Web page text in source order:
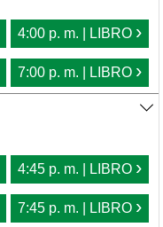
4:00 p. m. | LIBRO ›
7:00 p. m. | LIBRO ›
4:45 p. m. | LIBRO ›
7:45 p. m. | LIBRO ›